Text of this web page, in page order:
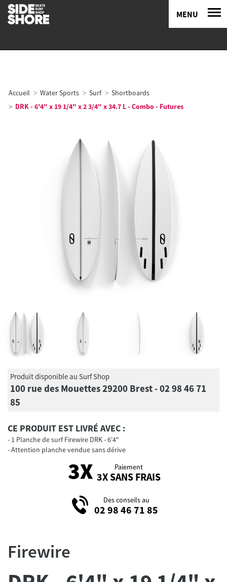
MENU
Accueil Water Sports Surf
Shortboards
DRK - 6'4" x 19 1/4" x 2 3/4" x 34.7 L - Combo - Futures
Produit disponible au Surf Shop
100 rue des Mouettes 29200 Brest - 02 98 46 71
85
CE PRODUIT EST LIVRÉ AVEC :
1 Planche de surf Firewire DRK - 6'4"
Attention planche vendue sans dérive
Paiement
3X SANS FRAIS
Des conseils au
02 98 46 71 85
Firewire